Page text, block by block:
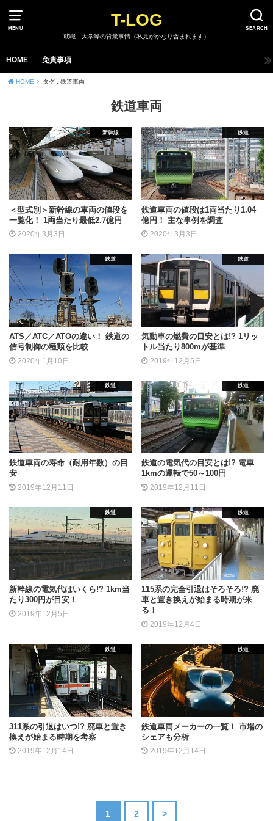
MENU SEARCH
T-LOG
就職、大学等の背景事情（私見がかなり含まれます）
HOME 免責事項
HOME タグ : 鉄道車両
鉄道車両
新幹線
＜型式別＞新幹線の車両の値段を
一覧化！ 1両当たり最低2.7億円
2020年3月3日
鉄道
鉄道車両の値段は1両当たり1.04
億円！ 主な事例を調査
2020年3月3日
鉄道
ATS／ATC／ATOの違い！ 鉄道の
信号制御の種類を比較
2020年1月10日
鉄道
気動車の燃費の目安とは!? 1リッ
トル当たり800mが基準
2019年12月5日
鉄道
鉄道車両の寿命（耐用年数）の目
安
2019年12月11日
鉄道
鉄道の電気代の目安とは!? 電車
1kmの運転で50～100円
2019年12月11日
鉄道
新幹線の電気代はいくら!? 1km当
たり300円が目安！
2019年12月5日
鉄道
115系の完全引退はそろそろ!? 廃
車と置き換えが始まる時期が来
る！
2019年12月4日
鉄道
311系の引退はいつ!? 廃車と置き
換えが始まる時期を考察
2019年12月14日
鉄道
鉄道車両メーカーの一覧！ 市場の
シェアも分析
2019年12月14日
1 2 >